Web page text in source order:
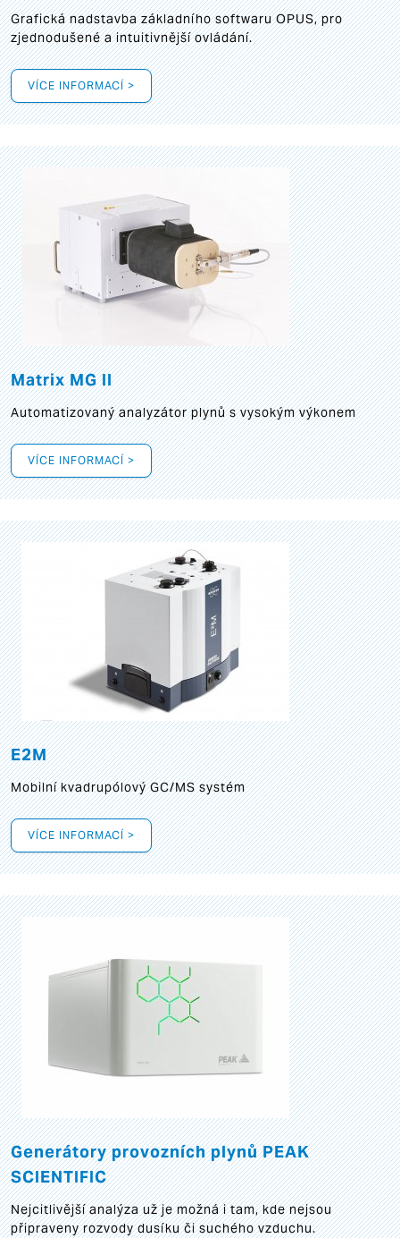
Grafickánadstavba základního softwaru OPUS, pro
zjednodušené a intuitivnější ovládání.
VÍCE INFORMACÍ >
Matrix MG II
Automatizovaný analyzátor plynů s vysokým výkonem
VÍCE INFORMACÍ >
E2M
Mobilní kvadrupólový GC/MS systém
VÍCE INFORMACÍ >
Generátory provozních plynů PEAK
SCIENTIFIC
Nejcitlivější analýza už je možná i tam, kde nejsou
připraveny rozvody dusíku či suchého vzduchu.